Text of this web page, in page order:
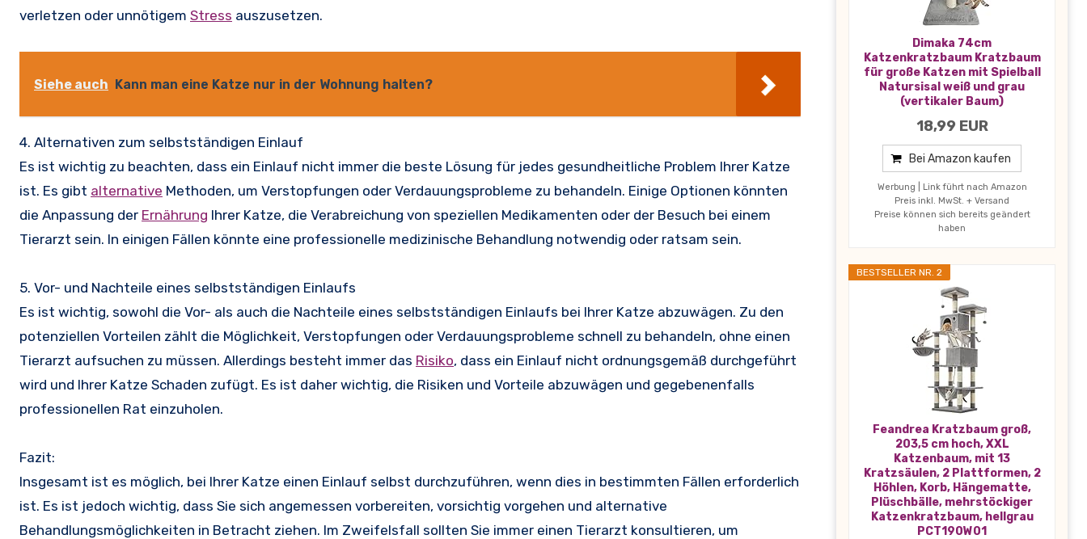
verletzen oder unnötigem Stress auszusetzen.
Siehe auch Kann man eine Katze nur in der Wohnung halten?
4. Alternativen zum selbstständigen Einlauf
Es ist wichtig zu beachten, dass ein Einlauf nicht immer die beste Lösung für jedes gesundheitliche Problem Ihrer Katze
ist. Es gibt alternative Methoden, um Verstopfungen oder Verdauungsprobleme zu behandeln. Einige Optionen könnten
die Anpassung der Ernährung Ihrer Katze, die Verabreichung von speziellen Medikamenten oder der Besuch bei einem
Tierarzt sein. In einigen Fällen könnte eine professionelle medizinische Behandlung notwendig oder ratsam sein.
5. Vor- und Nachteile eines selbstständigen Einlaufs
Es ist wichtig, sowohl die Vor- als auch die Nachteile eines selbstständigen Einlaufs bei Ihrer Katze abzuwägen. Zu den
potenziellen Vorteilen zählt die Möglichkeit, Verstopfungen oder Verdauungsprobleme schnell zu behandeln, ohne einen
Tierarzt aufsuchen zu müssen. Allerdings besteht immer das Risiko, dass ein Einlauf nicht ordnungsgemäß durchgeführt
wird und Ihrer Katze Schaden zufügt. Es ist daher wichtig, die Risiken und Vorteile abzuwägen und gegebenenfalls
professionellen Rat einzuholen.
Fazit:
Insgesamt ist es möglich, bei Ihrer Katze einen Einlauf selbst durchzuführen, wenn dies in bestimmten Fällen erforderlich
ist. Es ist jedoch wichtig, dass Sie sich angemessen vorbereiten, vorsichtig vorgehen und alternative
Behandlungsmöglichkeiten in Betracht ziehen. Im Zweifelsfall sollten Sie immer einen Tierarzt konsultieren, um
Dimaka 74cm
Katzenkratzbaum Kratzbaum
für große Katzen mit Spielball
Natursisal weiß und grau
(vertikaler Baum)
18,99 EUR
Bei Amazon kaufen
Werbung | Link führt nach Amazon
Preis inkl. MwSt. + Versand
Preise können sich bereits geändert
haben
BESTSELLER NR. 2
Feandrea Kratzbaum groß,
203,5 cm hoch, XXL
Katzenbaum, mit 13
Kratzsäulen, 2 Plattformen, 2
Höhlen, Korb, Hängematte,
Plüschbälle, mehrstöckiger
Katzenkratzbaum, hellgrau
PCT190W01